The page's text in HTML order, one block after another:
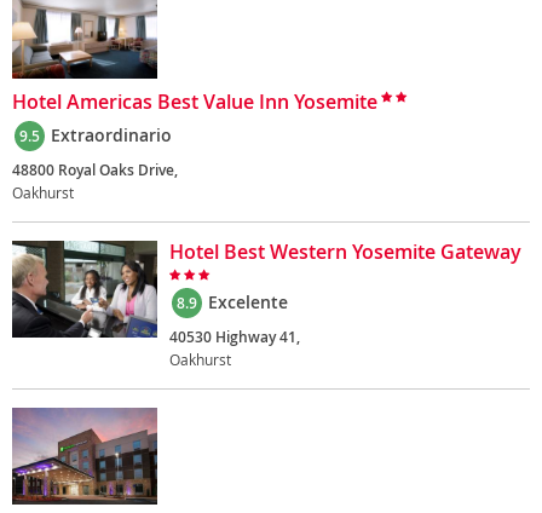
Hotel Americas Best Value Inn Yosemite
9.5 Extraordinario
48800 Royal Oaks Drive,
Oakhurst
Hotel Best Western Yosemite Gateway
8.9 Excelente
40530 Highway 41,
Oakhurst